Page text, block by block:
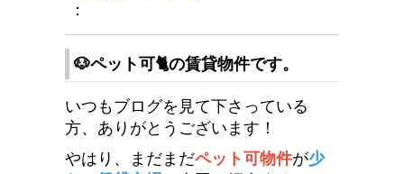
：
🐶ペット可🐈の賃貸物件です。
いつもブログを見て下さっている
方、ありがとうございます！
やはり、まだまだペット可物件が少